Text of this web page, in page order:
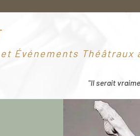
Événements Théâtraux
"Il serait